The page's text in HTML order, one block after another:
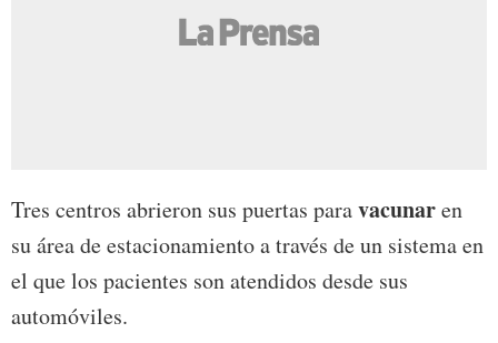
Tres centros abrieron sus puertas paravacunaren
su área de estacionamiento a través de un sistema en
el que los pacientes son atendidos desde sus
automóviles.